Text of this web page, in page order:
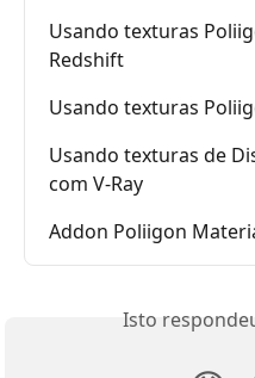
Usando texturas
Redshift
Usando texturas
Usando texturas de
com V-Ray
Addon Poliigon
Isto